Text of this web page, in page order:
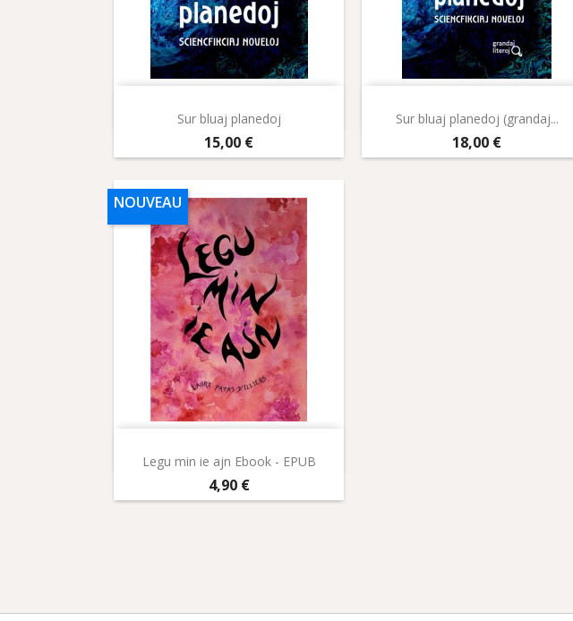
Sur bluaj planedoj
Prix
15,00 €
Sur bluaj planedoj (grandaj...
Prix
18,00 €
Legu min ie ajn Ebook - EPUB
Prix
4,90 €
NOUVEAU